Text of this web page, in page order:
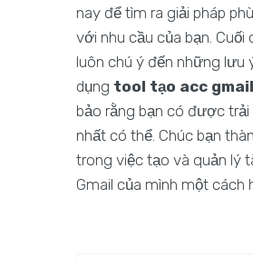
nay để tìm ra giải pháp
với nhu cầu của bạn. Cuối
luôn chú ý đến những lưu
dụng tool tạo acc gmail
bảo rằng bạn có được
nhất có thể. Chúc bạn
trong việc tạo và quản lý
Gmail của mình một cách